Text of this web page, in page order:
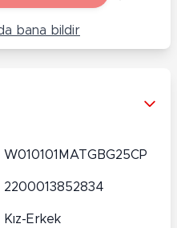
bana bildir
W010101MATGBG25CP
2200013852834
Kız-Erkek